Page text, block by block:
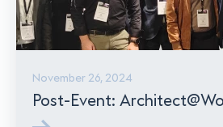
November 26, 2024
Post-Event: